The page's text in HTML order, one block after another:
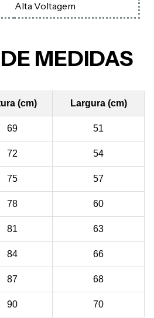
Alta Voltagem
MEDIDAS
(cm) Largura (cm)
69 51
72 54
75 57
78 60
81 63
84 66
87 68
90 70